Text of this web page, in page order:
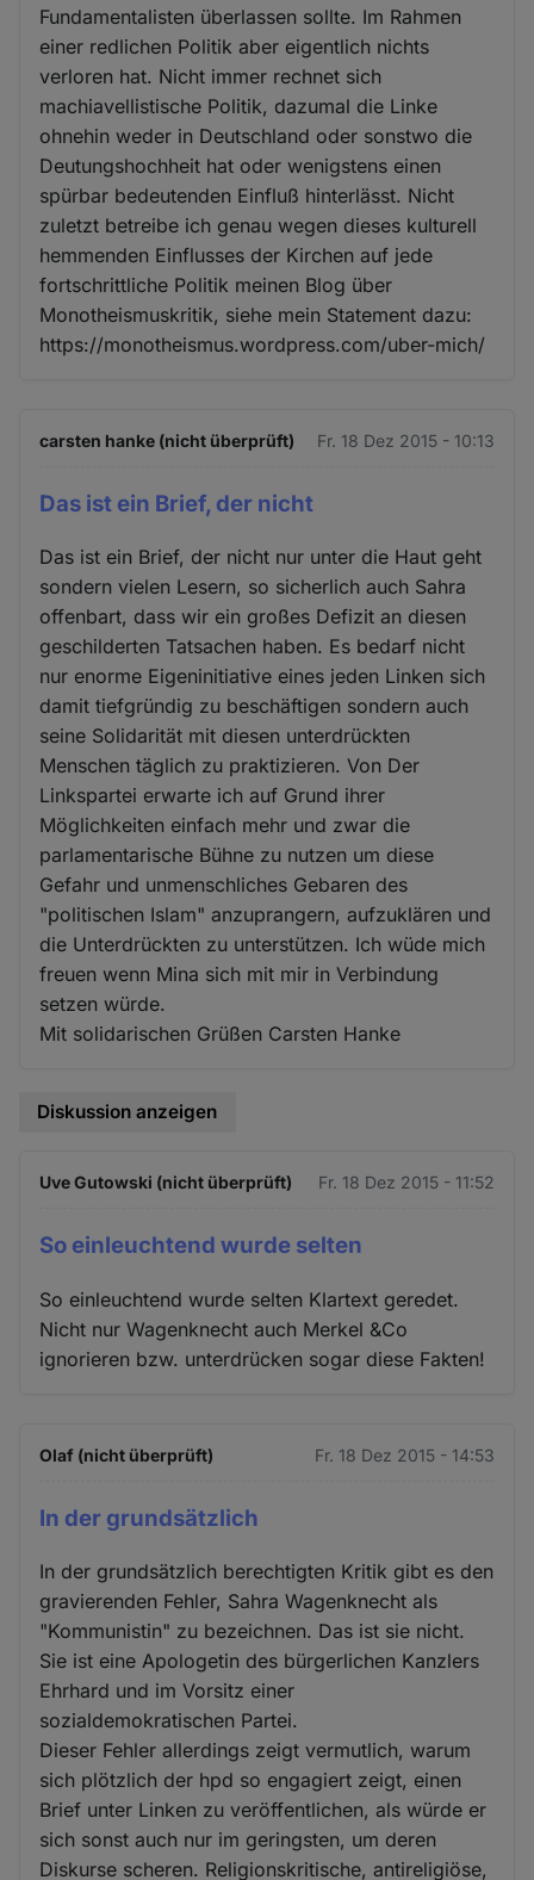
Fundamentalisten überlassen sollte. Im Rahmen
einer redlichen Politik aber eigentlich nichts
verloren hat. Nicht immer rechnet sich
machiavellistische Politik, dazumal die Linke
ohnehin weder in Deutschland oder sonstwo die
Deutungshochheit hat oder wenigstens einen
spürbar bedeutenden Einfluß hinterlässt. Nicht
zuletzt betreibe ich genau wegen dieses kulturell
hemmenden Einflusses der Kirchen auf jede
fortschrittliche Politik meinen Blog über
Monotheismuskritik, siehe mein Statement dazu:
https://monotheismus.wordpress.com/uber-mich/
carsten hanke (nicht überprüft) Fr. 18 Dez 2015 - 10:13
Das ist ein Brief, der nicht
Das ist ein Brief, der nicht nur unter die Haut geht
sondern vielen Lesern, so sicherlich auch Sahra
offenbart, dass wir ein großes Defizit an diesen
geschilderten Tatsachen haben. Es bedarf nicht
nur enorme Eigeninitiative eines jeden Linken sich
damit tiefgründig zu beschäftigen sondern auch
seine Solidarität mit diesen unterdrückten
Menschen täglich zu praktizieren. Von Der
Linkspartei erwarte ich auf Grund ihrer
Möglichkeiten einfach mehr und zwar die
parlamentarische Bühne zu nutzen um diese
Gefahr und unmenschliches Gebaren des
"politischen Islam" anzuprangern, aufzuklären und
die Unterdrückten zu unterstützen. Ich wüde mich
freuen wenn Mina sich mit mir in Verbindung
setzen würde.
Mit solidarischen Grüßen Carsten Hanke
Diskussion anzeigen
Uve Gutowski (nicht überprüft) Fr. 18 Dez 2015 - 11:52
So einleuchtend wurde selten
So einleuchtend wurde selten Klartext geredet.
Nicht nur Wagenknecht auch Merkel &Co
ignorieren bzw. unterdrücken sogar diese Fakten!
Olaf (nicht überprüft) Fr. 18 Dez 2015 - 14:53
In der grundsätzlich
In der grundsätzlich berechtigten Kritik gibt es den
gravierenden Fehler, Sahra Wagenknecht als
"Kommunistin" zu bezeichnen. Das ist sie nicht.
Sie ist eine Apologetin des bürgerlichen Kanzlers
Ehrhard und im Vorsitz einer
sozialdemokratischen Partei.
Dieser Fehler allerdings zeigt vermutlich, warum
sich plötzlich der hpd so engagiert zeigt, einen
Brief unter Linken zu veröffentlichen, als würde er
sich sonst auch nur im geringsten, um deren
Diskurse scheren. Religionskritische, antireligiöse,